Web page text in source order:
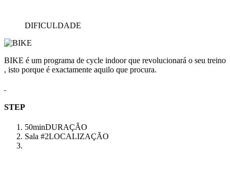
DIFICULDADE
BIKE é um programa de cycle indoor que revolucionará o seu treino
, isto porque é exactamente aquilo que procura.
STEP
50minDURAÇÃO
Sala #2LOCALIZAÇÃO